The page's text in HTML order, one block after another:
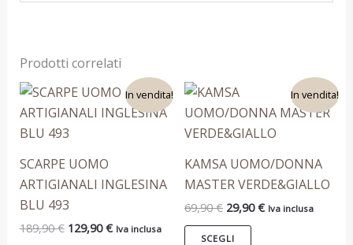
Prodotti correlati
In vendita!
SCARPE UOMO
ARTIGIANALI INGLESINA
BLU 493
189,90€
Il
originale
era:
129,90€
Il
prezzo
attuale
Iva inclusa
Questo
prodotto
varianti.
Le
possono
In vendita!
KAMSA UOMO/DONNA
MASTER VERDE&GIALLO
69,90€
Il
originale
era:
29,90€
prezzo
attuale
è:
Iva inclusa
SCEGLI
Questo
prodotto
ha
varianti.
Le
opzioni